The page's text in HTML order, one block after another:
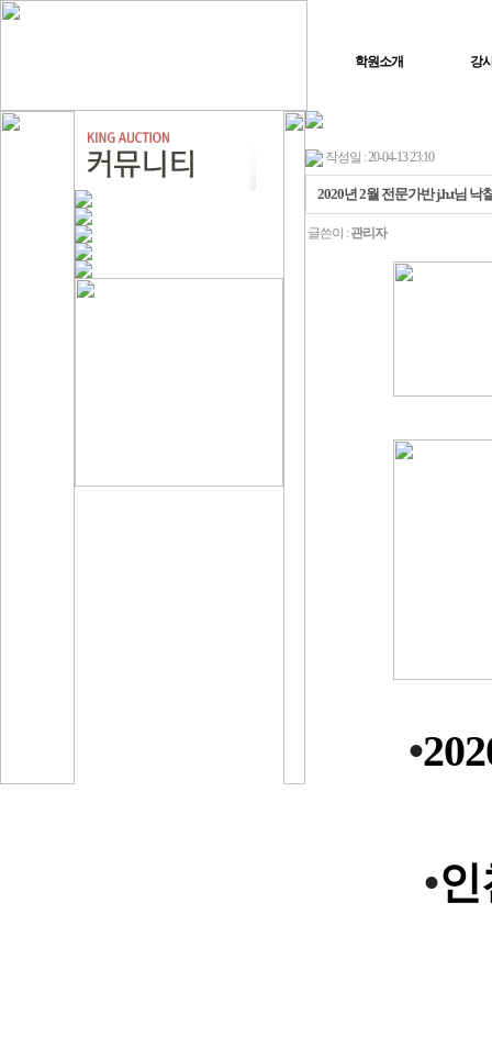
학원소개 강
작성일 : 20-04-13 23:10
2020년 2월 전문가반 j.h.t님
글쓴이 : 관리자
•
•